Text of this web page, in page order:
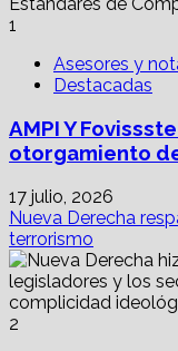
1
Asesores y
Destacadas
AMPI Y
otorgamiento
17 julio, 2026
Nueva Derecha
terrorismo
2